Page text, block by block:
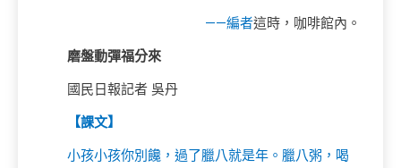
——編者這時，咖啡館內。
磨盤動彈福分來
國民日報記者 吳丹
【課文】
小孩小孩你別饞，過了臘八就是年。臘八粥，喝